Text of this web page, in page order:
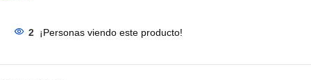
2 ¡Personas viendo este producto!